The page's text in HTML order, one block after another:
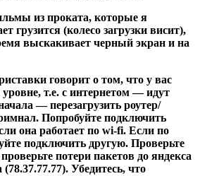
из проката, которые я
грузится (колесо загрузки висит),
выскакивает черный экран и на
говорит о том, что у вас
т.е. с интернетом — идут
— перезагрузить роутер/
Попробуйте подключить
она работает по wi-fi. Если по
подключить другую. Проверьте
потери пакетов до яндекса
Убедитесь, что